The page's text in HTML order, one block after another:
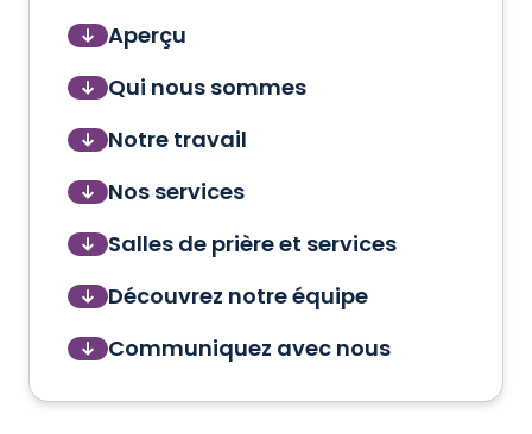
Aperçu
Qui nous sommes
Notre travail
Nos services
Salles de prière et services
Découvrez notre équipe
Communiquez avec nous